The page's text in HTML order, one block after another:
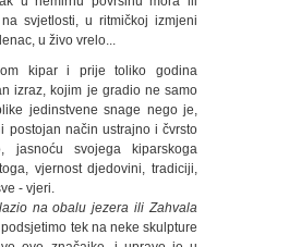
svjetlosti, u ritmičkoj izmjeni
u živo vrelo...
kipar i prije toliko godina
izraz, kojim je gradio ne samo
jedinstvene snage nego je,
postojan način ustrajno i čvrsto
jasnoću svojega kiparskoga
vjernost djedovini, tradiciji,
- vjeri.
na obalu jezera ili Zahvala
tek na neke skulpture